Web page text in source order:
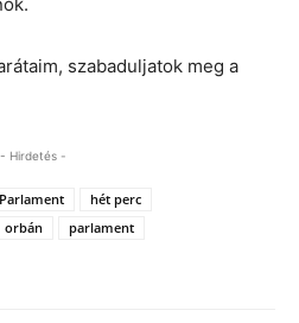
szabaduljatok meg a
- Hirdetés -
hét perc
orbán
parlament